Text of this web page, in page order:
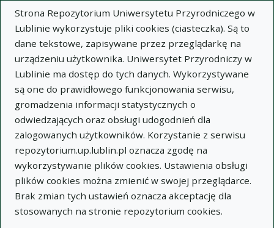
Strona Repozytorium Uniwersytetu Przyrodniczego w
Lublinie wykorzystuje pliki cookies (ciasteczka). Są to
dane tekstowe, zapisywane przez przeglądarkę na
urządzeniu użytkownika. Uniwersytet Przyrodniczy w
Lublinie ma dostęp do tych danych. Wykorzystywane
są one do prawidłowego funkcjonowania serwisu,
gromadzenia informacji statystycznych o
odwiedzających oraz obsługi udogodnień dla
zalogowanych użytkowników. Korzystanie z serwisu
repozytorium.up.lublin.pl oznacza zgodę na
wykorzystywanie plików cookies. Ustawienia obsługi
plików cookies można zmienić w swojej przeglądarce.
Brak zmian tych ustawień oznacza akceptację dla
stosowanych na stronie repozytorium cookies.
Repozytorium Uniwersytetu
Przyrodniczego w Lublinie
Indeksy
Akcje na kolekcjach Wyczyść Zaznacz wszystko
Kolekcje(automatyczne przeładowanie treści)
Publikacje naukowe
Materiały audiowizualne